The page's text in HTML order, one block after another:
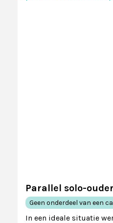
Parallel solo-
Geen onderdeel van een
In een ideale situatie